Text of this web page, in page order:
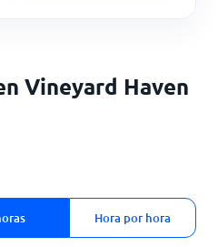
Vineyard Haven
Hora por hora